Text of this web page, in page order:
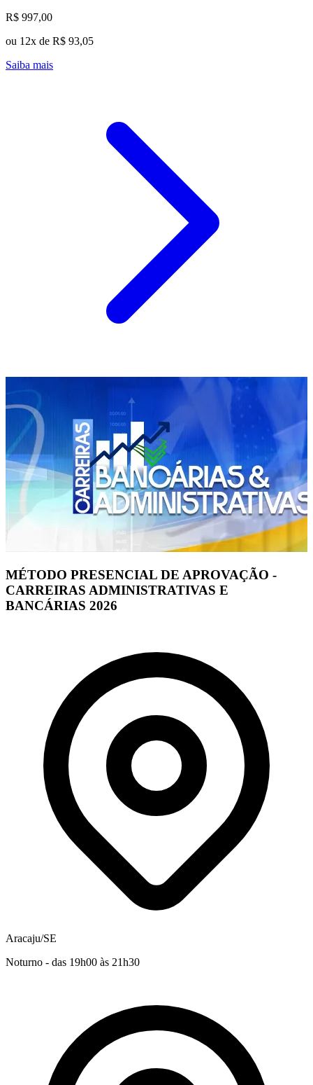
R$ 997,00
ou 12x de R$ 93,05
Saiba mais
MÉTODO PRESENCIAL DE APROVAÇÃO -
CARREIRAS ADMINISTRATIVAS E
BANCÁRIAS 2026
Aracaju/SE
Noturno - das 19h00 às 21h30